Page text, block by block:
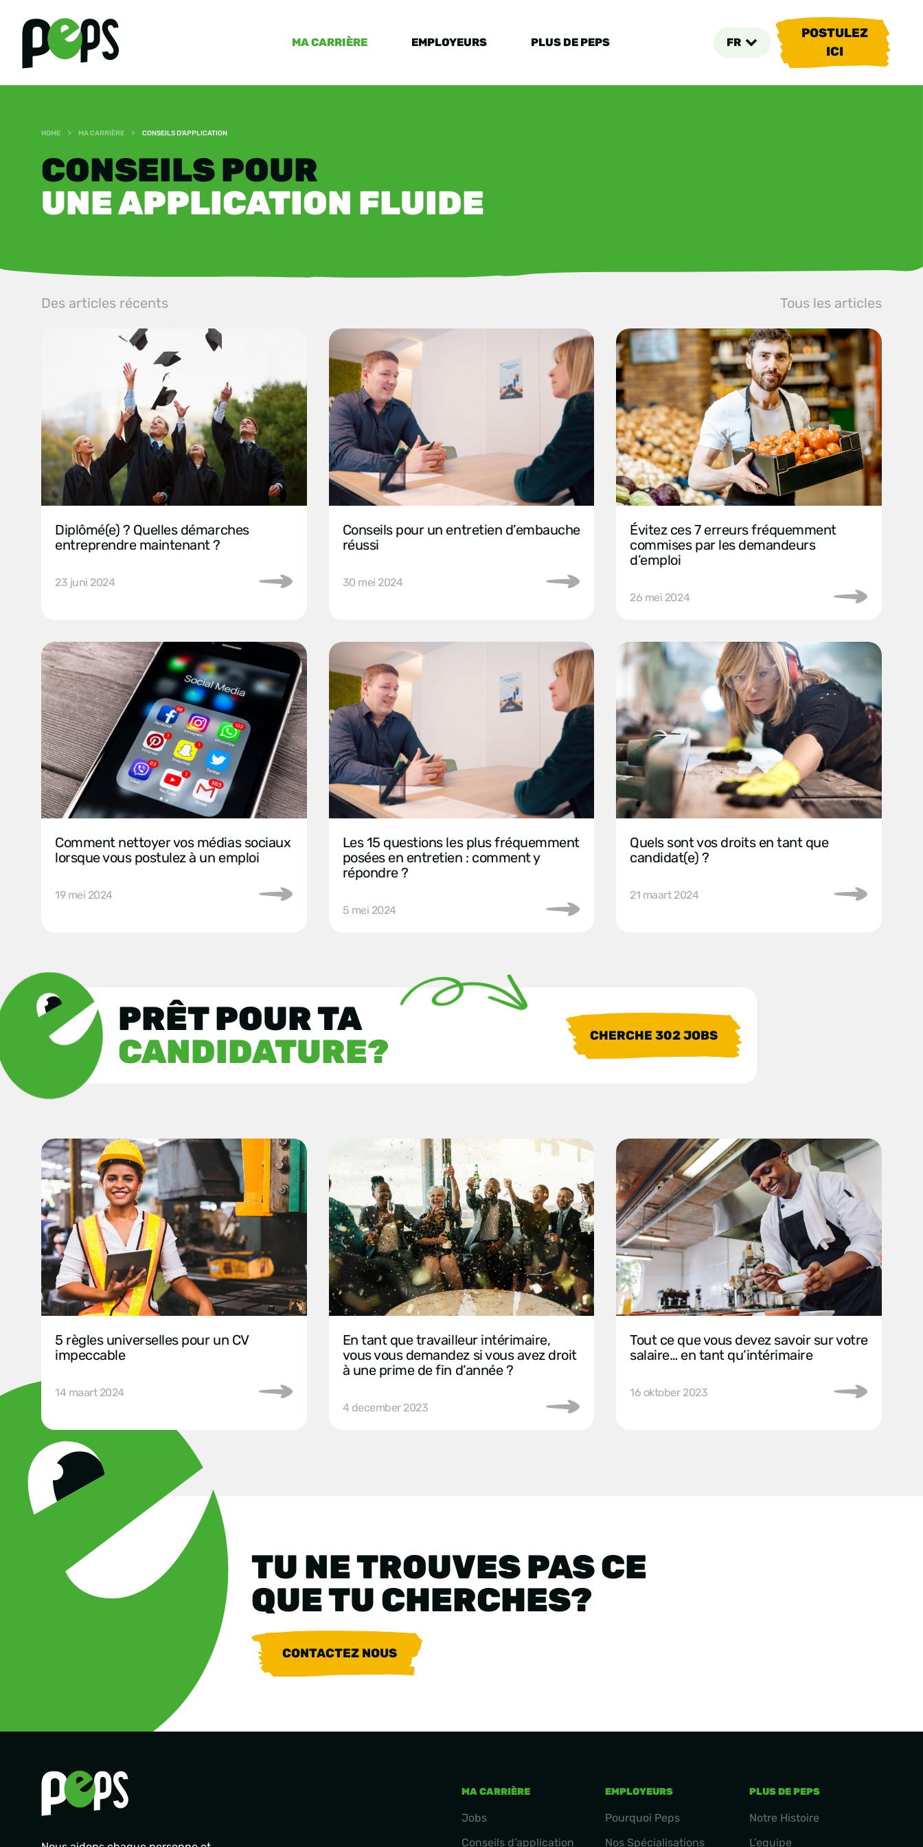
MA CARRIÈRE EMPLOYEURS PLUS DE PEPS
POSTULEZ
ICI
FR
HOME > MA CARRIÈRE > CONSEILS D'APPLICATION
CONSEILS POUR
UNE APPLICATION FLUIDE
Des articles récents Tous les articles
Diplômé(e) ? Quelles démarches
entreprendre maintenant ?
23 juni 2024
Conseils pour un entretien d’embauche
réussi
30 mei 2024
Évitez ces 7 erreurs fréquemment
commises par les demandeurs
d’emploi
26 mei 2024
Comment nettoyer vos médias sociaux
lorsque vous postulez à un emploi
19 mei 2024
Les 15 questions les plus fréquemment
posées en entretien : comment y
répondre ?
5 mei 2024
Quels sont vos droits en tant que
candidat(e) ?
21 maart 2024
PRÊT POUR TA
CANDIDATURE?
CHERCHE 302JOBS
5 règles universelles pour un CV
impeccable
14 maart 2024
En tant que travailleur intérimaire,
vous vous demandez si vous avez droit
à une prime de fin d’année ?
4 december 2023
Tout ce que vous devez savoir sur votre
salaire… en tant qu’intérimaire
16 oktober 2023
TU NE TROUVES PAS CE
QUE TU CHERCHES?
CONTACTEZ NOUS
MA CARRIÈRE
Jobs
Conseils d’application
EMPLOYEURS
Pourquoi Peps
Nos Spécialisations
PLUS DE PEPS
Notre Histoire
L’equipe